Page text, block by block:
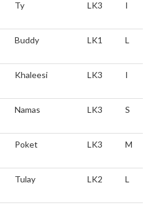
Ty LK3 I
Buddy LK1 L
Khaleesi LK3 I
Namas LK3 S
Poket LK3 M
Tulay LK2 L